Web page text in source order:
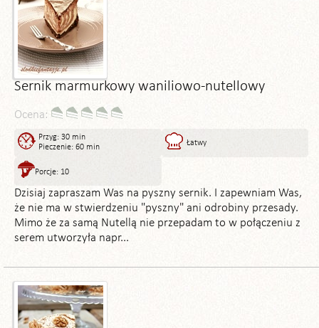
Sernik marmurkowy waniliowo-nutellowy
Ocena:
Przyg: 30 min
Pieczenie: 60 min
Łatwy
Porcje: 10
Dzisiaj zapraszam Was na pyszny sernik. I zapewniam Was,
że nie ma w stwierdzeniu "pyszny" ani odrobiny przesady.
Mimo że za samą Nutellą nie przepadam to w połączeniu z
serem utworzyła napr...